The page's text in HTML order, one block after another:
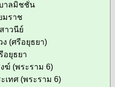
าลมิชชั่น
มราช
าวนีย์
(ศรีอยุธยา)
อยุธยา
ฆ์ (พระราม 6)
เทศ (พระราม 6)